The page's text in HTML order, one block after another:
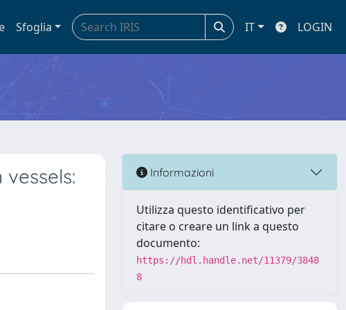
Sfoglia IT LOGIN
Informazioni
Utilizza questo identificativo per
citare o creare un link a questo
documento:
https://hdl.handle.net/11379/3848
8